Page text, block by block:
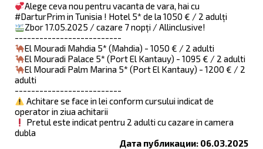
Alege ceva nou pentru vacanta de vara, hai cu
#DarturPrim in Tunisia ! Hotel 5* de la 1050 € / 2 adulți
Zbor 17.05.2025 / cazare 7 nopți / Allinclusive!
--------------------------
El Mouradi Mahdia 5* (Mahdia) - 1050 € / 2 adulti
El Mouradi Palace 5* (Port El Kantauy) - 1095 € / 2 adulti
El Mouradi Palm Marina 5* (Port El Kantauy) - 1200 € / 2
adulti
--------------------------
Achitare se face in lei conform cursului indicat de
operator in ziua achitarii
Pretul este indicat pentru 2 adulti cu cazare in camera
dubla
Дата публикации: 06.03.2025